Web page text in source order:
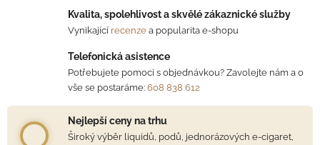
Kvalita, spolehlivost a skvělé zákaznické služby
Vynikající recenze a popularita e-shopu
Telefonická asistence
Potřebujete pomoci s objednávkou? Zavolejte nám a o
vše se postaráme: 608 838 612
Nejlepší ceny na trhu
Široký výběr liquidů, podů, jednorázových e-cigaret,